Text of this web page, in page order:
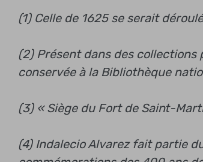
(1) Celle de 1625 se serait
(2) Présent dans des
conservée à la Bibliothèque
(3) « Siège du Fort de Saint-
(4) Indalecio Alvarez fait partie